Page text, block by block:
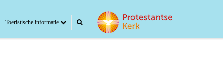
Toeristische informatie